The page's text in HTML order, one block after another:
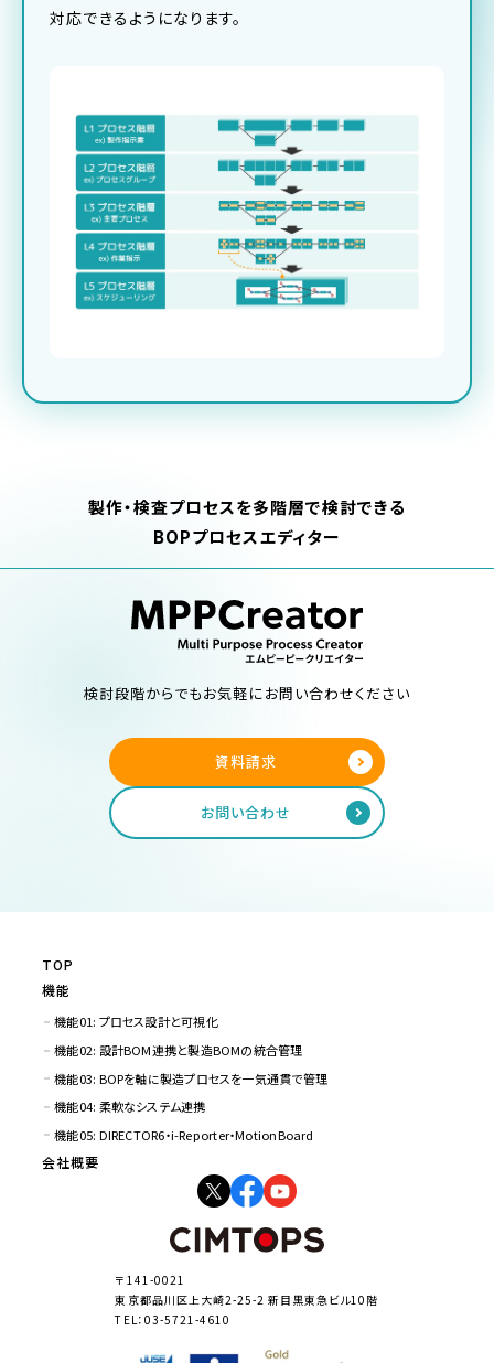
対応できるようになります。
製作・検査プロセスを多階層で検討できる
BOPプロセスエディター
検討段階からでもお気軽にお問い合わせください
資料請求
お問い合わせ
〒141-0021
東京都品川区上大崎2-25-2 新目黒東急ビル10階
TEL：03-5721-4610
TOP
機能
機能01: プロセス設計と可視化
機能02: 設計BOM連携と製造BOMの統合管理
機能03: BOPを軸に製造プロセスを一気通貫で管理
機能04: 柔軟なシステム連携
機能05: DIRECTOR6・i-Reporter・MotionBoard
会社概要